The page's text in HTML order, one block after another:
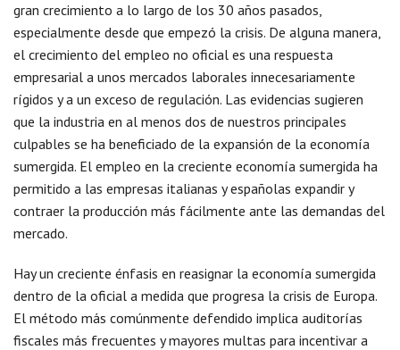
gran crecimiento a lo largo de los 30 años pasados,
especialmente desde que empezó la crisis. De alguna manera,
el crecimiento del empleo no oficial es una respuesta
empresarial a unos mercados laborales innecesariamente
rígidos y a un exceso de regulación. Las evidencias sugieren
que la industria en al menos dos de nuestros principales
culpables se ha beneficiado de la expansión de la economía
sumergida. El empleo en la creciente economía sumergida ha
permitido a las empresas italianas y españolas expandir y
contraer la producción más fácilmente ante las demandas del
mercado.
Hay un creciente énfasis en reasignar la economía sumergida
dentro de la oficial a medida que progresa la crisis de Europa.
El método más comúnmente defendido implica auditorías
fiscales más frecuentes y mayores multas para incentivar a